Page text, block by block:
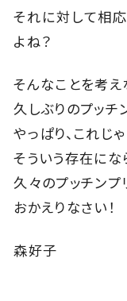
それに対して相
よね？
そんなことを考え
久しぶりのプッチ
やっぱり、これじ
そういう存在にな
久々のプッチンプ
おかえりなさい！
森好子